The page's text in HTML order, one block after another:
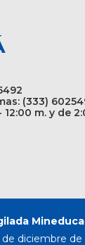
(333)
m. y de
diciembre